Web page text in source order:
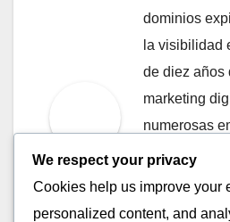
dominios
la visibilidad
de diez años
marketing
numerosas
sus objetivos
estrategias
efectivas. Su
We respect your privacy
Cookies help us improve your
personalized content, and